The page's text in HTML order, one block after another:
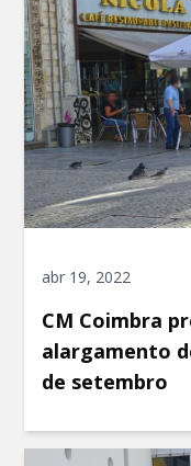
abr 19, 2022
CM Coimbra
alargamento
de setembro